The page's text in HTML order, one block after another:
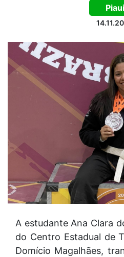
Piaui
A estudante Ana Clara
do Centro Estadual de
Domício Magalhães,